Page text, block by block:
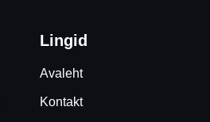
Lingid
Avaleht
Kontakt